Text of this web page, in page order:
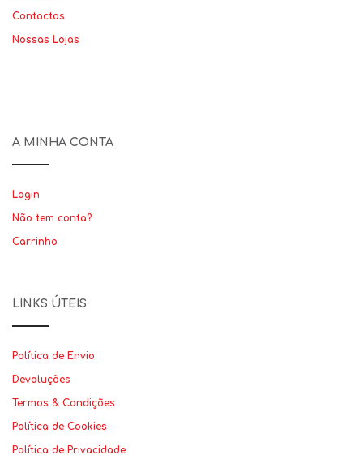
Contactos
Nossas Lojas
A MINHA CONTA
Login
Não tem conta?
Carrinho
LINKS ÚTEIS
Política de Envio
Devoluções
Termos & Condições
Política de Cookies
Política de Privacidade